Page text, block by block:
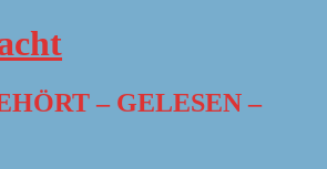
– GELESEN –